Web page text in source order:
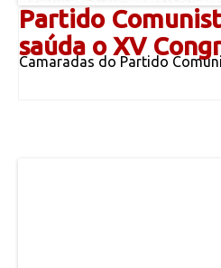
Partido
saúda o XV
Camaradas do Partido